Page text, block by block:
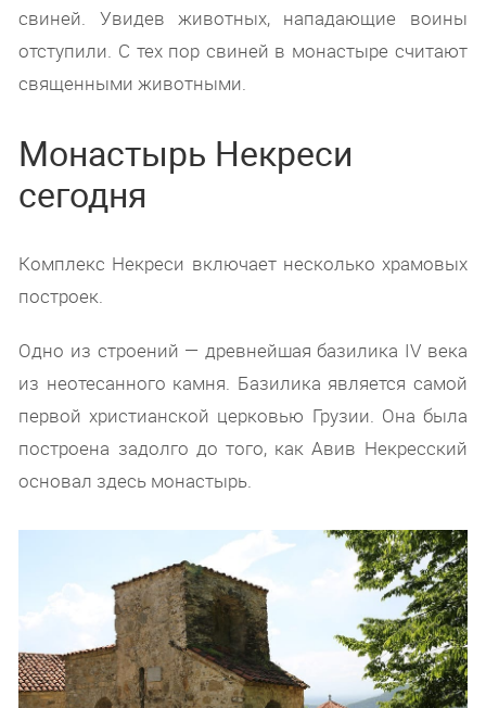
свиней. Увидев животных, нападающие воины
отступили. С тех пор свиней в монастыре считают
священными животными.
Монастырь Некреси
сегодня
Комплекс Некреси включает несколько храмовых
построек.
Одно из строений — древнейшая базилика IV века
из неотесанного камня. Базилика является самой
первой христианской церковью Грузии. Она была
построена задолго до того, как Авив Некресский
основал здесь монастырь.